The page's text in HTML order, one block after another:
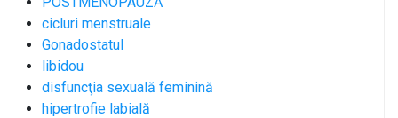
cicluri menstruale
Gonadostatul
libidou
disfuncţia sexuală feminină
hipertrofie labială